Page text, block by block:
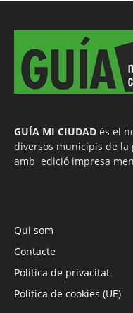
GUÍA MI CIUDAD és el
diversos municipis de la
amb edició impresa
Qui som
Contacte
Política de privacitat
Política de cookies (UE)